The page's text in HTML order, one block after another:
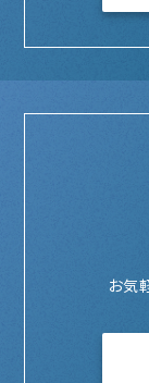
お気